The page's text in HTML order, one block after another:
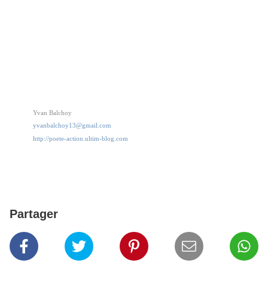
Yvan Balchoy
yvanbalchoy13@gmail.com
http://poete-action.ultim-blog.com
Partager